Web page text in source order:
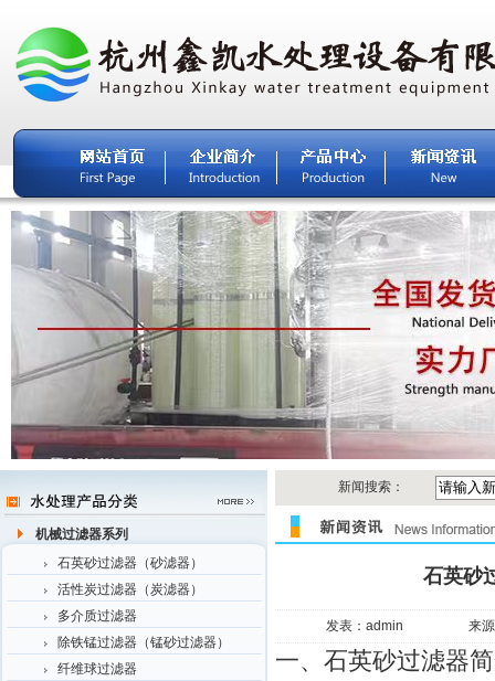
机械过滤器系列
石英砂过滤器（砂滤器）
活性炭过滤器（炭滤器）
多介质过滤器
除铁锰过滤器（锰砂过滤器）
纤维球过滤器
新闻搜索：
石英砂
发表：admin 来
一、石英砂过滤器